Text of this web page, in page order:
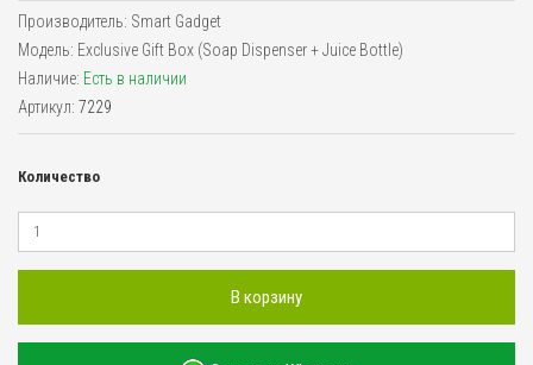
Производитель: Smart Gadget
Модель: Exclusive Gift Box (Soap Dispenser + Juice Bottle)
Наличие: Есть в наличии
Артикул: 7229
Количество
В корзину